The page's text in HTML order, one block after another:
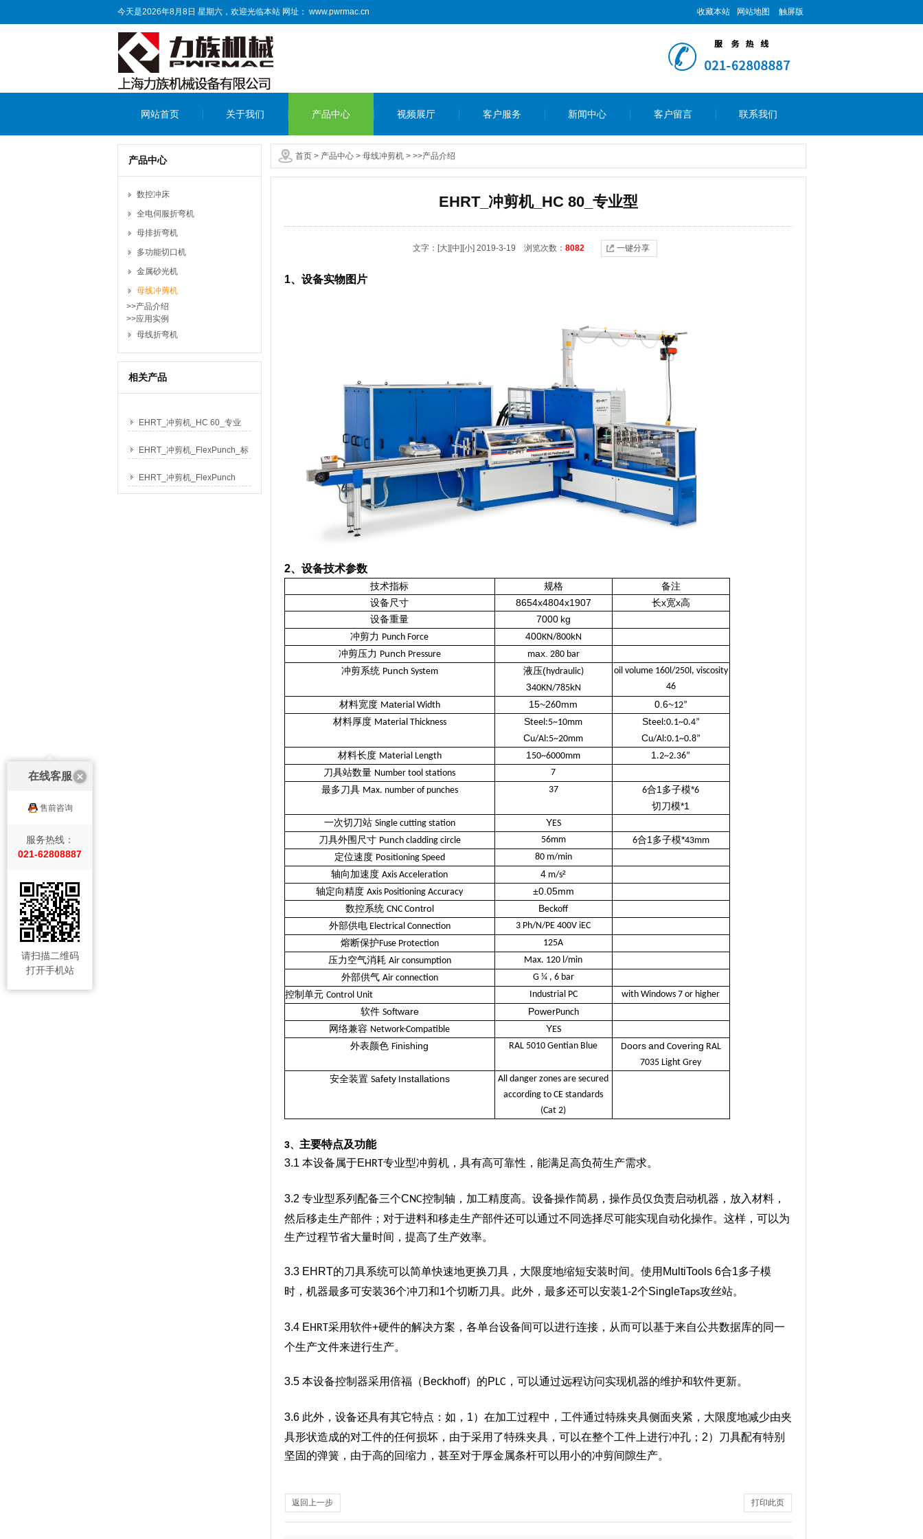
今天是2026年8月8日 星期六，欢迎光临本站 网址： www.pwrmac.cn 收藏本站 网站地图 触屏版
网站首页 关于我们 产品中心 视频展厅 客户服务 新闻中心 客户留言 联系我们
首页> 产品中心> 母线冲剪机> >>产品介绍
产品中心
数控冲床
全电伺服折弯机
母排折弯机
多功能切口机
金属砂光机
母线冲剪机
>>产品介绍
>>应用实例
母线折弯机
相关产品
EHRT_冲剪机_HC 60_专业
EHRT_冲剪机_FlexPunch_标
EHRT_冲剪机_FlexPunch
Compact
EHRT_冲剪机_HC 80_专业型
文字： [大] [中] [小] 2019-3-19 浏览次数： 8082 一键分享
1、设备实物图片
2、设备技术参数
技术指标 规格
备注
设备尺寸
8654x4804x1907 长x宽x高
设备重量
7000 kg
冲剪力 Punch Force 400KN/800kN
冲剪压力 Punch Pressure max. 280 bar
冲剪系统 Punch System 液压(hydraulic)
340KN/785kN
oil volume 160l/250l, viscosity
46
材料宽度 Material Width 15~260mm 0.6~12”
材料厚度 Material Thickness Steel:5~10mm
Cu/Al:5~20mm
Steel:0.1~0.4”
Cu/Al:0.1~0.8”
材料长度 Material Length 1 50~6000mm 1 .2~2.36”
刀具站数量 Number tool stations 7
最多刀具 Max. number of punches 37 6合1多子模*6
切刀模*1
一次切刀站 Single cutting station YES
刀具外围尺寸 Punch cladding circle 56mm 6合1多子模*43mm
定位速度 Positioning Speed 80 m/min
轴向加速度 Axis Acceleration 4 m/s²
轴定向精度 Axis Positioning Accuracy ±0.05mm
数控系统 CNC Control Beckoff
外部供电Electrical Connection 3 Ph/N/PE 400V iEC
熔断保护 Fuse Protection 125A
压力空气消耗 Air consumption Max. 120 l/min
外部供气 Air connection G ¼ , 6 bar
控制单元 Control Unit Industrial PC with Windows 7 or higher
软件 Software PowerPunch
网络兼容 Network-Compatible YES
外表颜色 Finishing RAL 5010 Gentian Blue Doors and Covering RAL
7035 Light Grey
安全装置 SafetyI nstallations
All danger zones are secured
according to CE standards
(Cat 2)
3、 主要特点及功能
3.1 本设备属于EHRT专业型冲剪机，具有高可靠性，能满足高负荷生产需求。
3.2 专业型系列配备三个CNC控制轴，加工精度高。设备操作简易，操作员仅负责启动机器，放入材料，
然后移走生产部件；对于进料和移走生产部件还可以通过不同选择尽可能实现自动化操作。这样，可以为
生产过程节省大量时间，提高了生产效率。
3.3 EHRT的刀具系统可以简单快速地更换刀具，大限度地缩短安装时间。使用 MultiTools 6合1多子模
时，机器最多可安装36个冲刀和1个切断刀具。此外，最多还可以安装1-2个SingleTaps攻丝站。
3.4 EHRT采用软件+硬件的解决方案，各单台设备间可以进行连接，从而可以基于来自公共数据库的同一
个生产文件来进行生产。
3.5 本设备控制器采用倍福（ Beckhoff）的PLC ，可以通过远程访问实现机器的维护和软件更新。
3.6 此外，设备还具有其它特点：如， 1）在加工过程中，工件通过特殊夹具侧面夹紧，大限度地减少由夹
具形状造成的对工件的任何损坏，由于采用了特殊夹具，可以在整个工件上进行冲孔； 2）刀具配有特别
坚固的弹簧，由于高的回缩力，甚至对于厚金属条杆可以用小的冲剪间隙生产。
返回上一步 打印此页
在线客服
售前咨询
服务热线：
021-62808887
请扫描二维码
打开手机站